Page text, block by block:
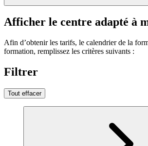
Afficher le centre adapté à
Afin d’obtenir les tarifs, le calendrier de la
formation, remplissez les critères suivants :
Filtrer
Tout effacer